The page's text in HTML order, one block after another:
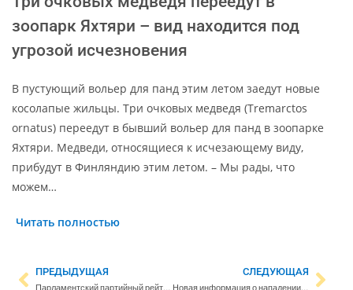
зоопарк Яхтяри – вид находится под
угрозой исчезновения
В пустующий вольер для панд этим летом заедут новые
косолапые жильцы. Три очковых медведя (Tremarctos
ornatus) переедут в бывший вольер для панд в зоопарке
Яхтяри. Медведи, относящиеся к исчезающему виду,
прибудут в Финляндию этим летом. – Мы рады, что
можем…
Читать полностью
ПРЕДЫДУЩАЯ СЛЕДУЮЩАЯ